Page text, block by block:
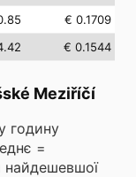
€ 0.1709
€ 0.1544
Meziříčí
годину
=
найдешевшої